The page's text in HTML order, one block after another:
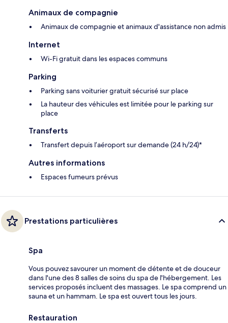
Animaux de compagnie
Animaux de compagnie et animaux d'assistance non admis
Internet
Wi-Fi gratuit dans les espaces communs
Parking
Parking sans voiturier gratuit sécurisé sur place
La hauteur des véhicules est limitée pour le parking sur
place
Transferts
Transfert depuis l’aéroport sur demande (24 h/24)*
Autres informations
Espaces fumeurs prévus
Prestations particulières
Spa
Vous pouvez savourer un moment de détente et de douceur
dans l'une des 8 salles de soins du spa de l'hébergement. Les
services proposés incluent des massages. Le spa comprend un
sauna et un hammam. Le spa est ouvert tous les jours.
Restauration